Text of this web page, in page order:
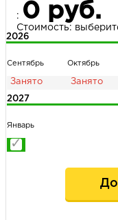
: 0 руб.
Стоимость:
2026
Сентябрь Октябрь
2027
Январь